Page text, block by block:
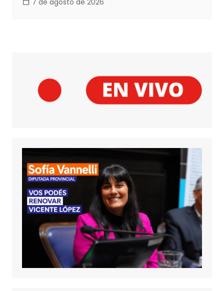
7 de agosto de 2026